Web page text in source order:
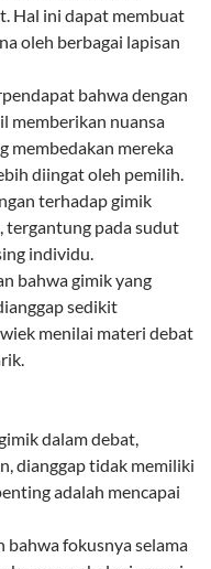
Hal ini dapat membuat
oleh berbagai lapisan
bahwa dengan
memberikan nuansa
membedakan mereka
diingat oleh pemilih.
terhadap gimik
tergantung pada sudut
individu.
bahwa gimik yang
sedikit
menilai materi debat
dalam debat,
dianggap tidak memiliki
adalah mencapai
fokusnya selama